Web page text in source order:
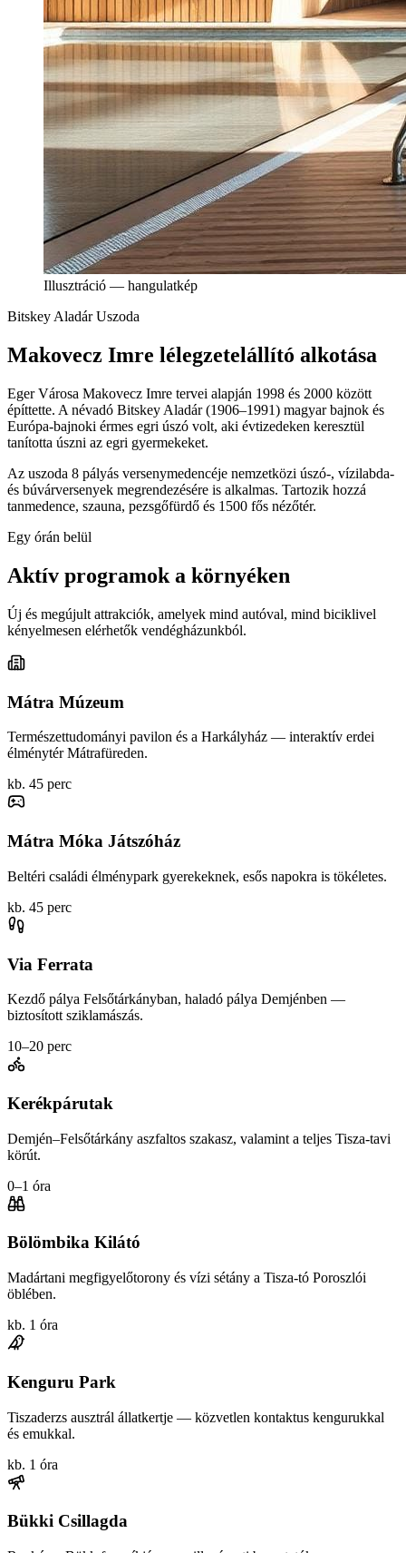
Illusztráció — hangulatkép
Bitskey Aladár Uszoda
Makovecz Imre lélegzetelállító alkotása
Eger Városa Makovecz Imre tervei alapján 1998 és 2000 között
építtette. A névadó Bitskey Aladár (1906–1991) magyar bajnok és
Európa-bajnoki érmes egri úszó volt, aki évtizedeken keresztül
tanította úszni az egri gyermekeket.
Az uszoda 8 pályás versenymedencéje nemzetközi úszó-, vízilabda-
és búvárversenyek megrendezésére is alkalmas. Tartozik hozzá
tanmedence, szauna, pezsgőfürdő és 1500 fős nézőtér.
Egy órán belül
Aktív programok a környéken
Új és megújult attrakciók, amelyek mind autóval, mind biciklivel
kényelmesen elérhetők vendégházunkból.
Mátra Múzeum
Természettudományi pavilon és a Harkályház — interaktív erdei
élménytér Mátrafüreden.
kb. 45 perc
Mátra Móka Játszóház
Beltéri családi élménypark gyerekeknek, esős napokra is tökéletes.
kb. 45 perc
Via Ferrata
Kezdő pálya Felsőtárkányban, haladó pálya Demjénben —
biztosított sziklamászás.
10–20 perc
Kerékpárutak
Demjén–Felsőtárkány aszfaltos szakasz, valamint a teljes Tisza-tavi
körút.
0–1 óra
Bölömbika Kilátó
Madártani megfigyelőtorony és vízi sétány a Tisza-tó Poroszlói
öblében.
kb. 1 óra
Kenguru Park
Tiszaderzs ausztrál állatkertje — közvetlen kontaktus kengurukkal
és emukkal.
kb. 1 óra
Bükki Csillagda